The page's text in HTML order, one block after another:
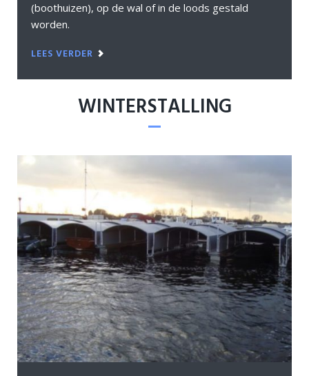
(boothuizen), op de wal of in de loods gestald
worden.
LEES VERDER
WINTERSTALLING